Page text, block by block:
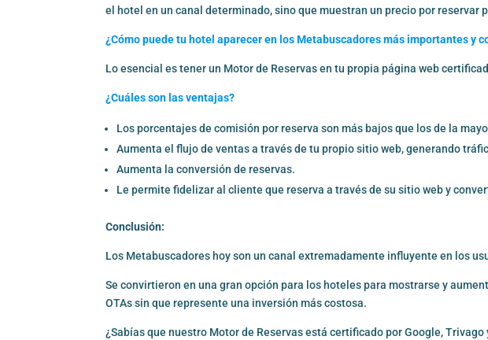
el hotel en un canal determinado, sino que muestran un precio por reservar
¿Cómo puede tu hotel aparecer en los Metabuscadores más importantes y
Lo esencial es tener un Motor de Reservas en tu propia página web
¿Cuáles son las ventajas?
Los porcentajes de comisión por reserva son más bajos que los de la
Aumenta el flujo de ventas a través de tu propio sitio web, generando
Aumenta la conversión de reservas.
Le permite fidelizar al cliente que reserva a través de su sitio web y
Conclusión:
Los Metabuscadores hoy son un canal extremadamente influyente en los
Se convirtieron en una gran opción para los hoteles para mostrarse y
OTAs sin que represente una inversión más costosa.
¿Sabías que nuestro Motor de Reservas está certificado por Google,